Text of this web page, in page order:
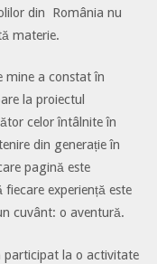
din România nu
materie.
mine a constat în
la proiectul
celor întâlnite în
din generație în
pagină este
experiență este
cuvânt: o aventură.
participat la o activitate